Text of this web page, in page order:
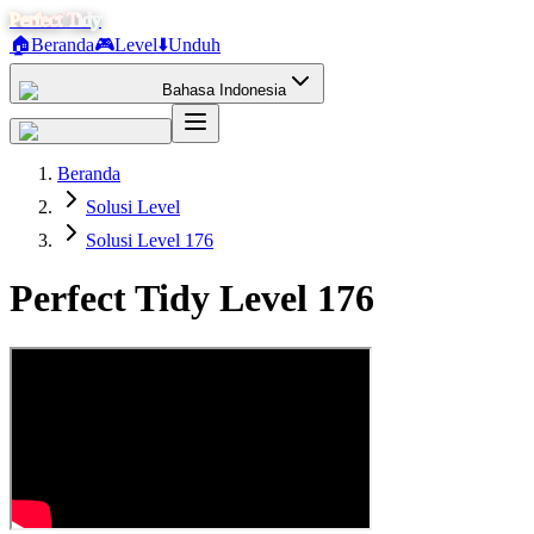
Perfect Tidy
🏠Beranda🎮Level⬇️Unduh
Bahasa Indonesia
Beranda
Solusi Level
Solusi Level 176
Perfect Tidy Level 176